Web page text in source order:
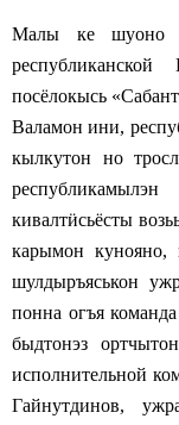
Малы ке шуоно
посёлокысь
Валамон ини,
кылкутон но
кивалтӥсьёсты
карымон кунояно,
шулдыръяськон
понна огъя
быдтонэз
исполнительной
Гайнутдинов,